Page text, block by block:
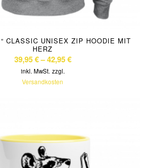
CLASSIC UNISEX ZIP HOODIE MIT
HERZ
39,95€–42,95€
inkl. MwSt. zzgl.
Versandkosten